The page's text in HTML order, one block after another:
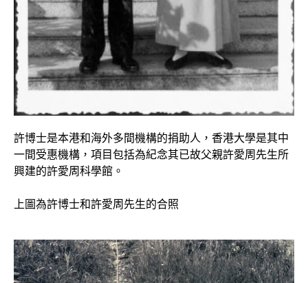
許博士是本港和海外多間機構的捐助人，香港大學是其中
一間受惠機構，項目包括為紀念其已故父親許愛周先生所
興建的許愛周科學館。
上圖為許博士和許愛周先生的合照